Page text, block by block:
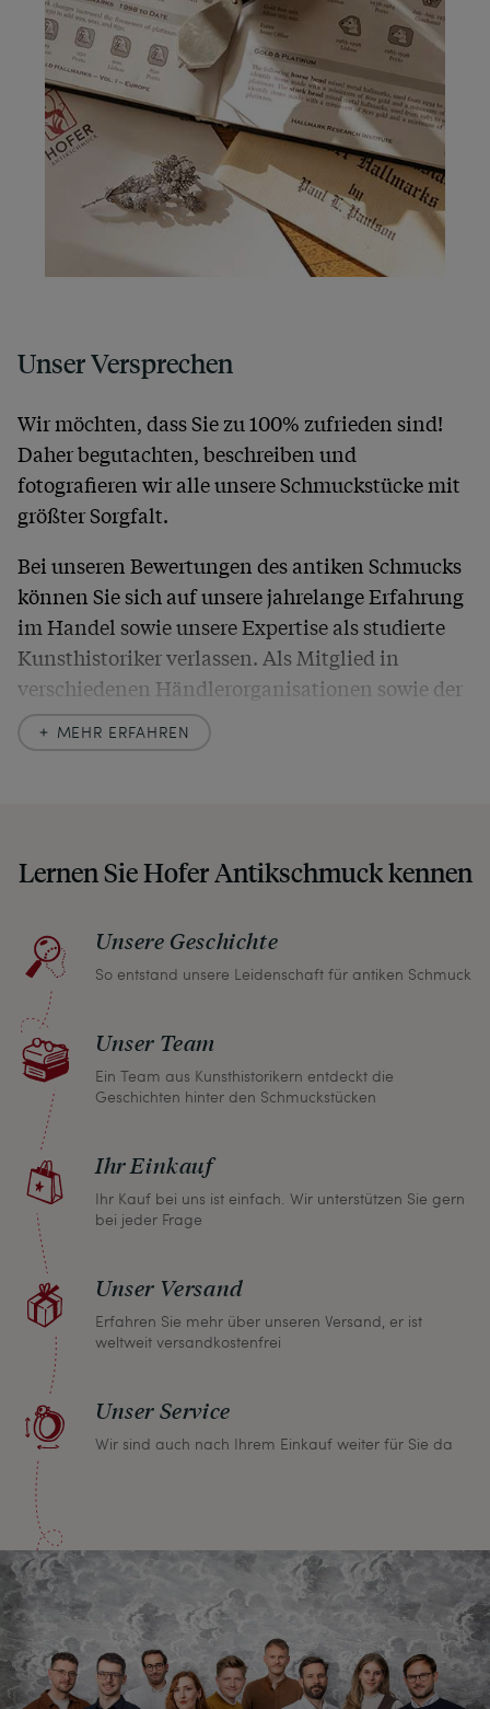
Unser Versprechen
Wir möchten, dass Sie zu 100% zufrieden sind!
Daher begutachten, beschreiben und
fotografieren wir alle unsere Schmuckstücke mit
größter Sorgfalt.
Bei unseren Bewertungen des antiken Schmucks
können Sie sich auf unsere jahrelange Erfahrung
im Handel sowie unsere Expertise als studierte
Kunsthistoriker verlassen. Als Mitglied in
verschiedenen Händlerorganisationen sowie der
Sie, wenn unser Paket zu Ihnen kommt, keine
müssen.
Sollten Sie aus irgendeinem Grund doch einmal
nicht zufrieden sein, nehmen Sie bitte mit uns
Kontakt auf und wir finden umgehend eine
gemeinsame Lösung. Unabhängig davon können
Sie innerhalb von einem Monat jeden Artikel
zurückgeben und wir erstatten Ihnen den vollen
Kaufpreis.
MEHR ERFAHREN
Lernen Sie Hofer Antikschmuck kennen
Unsere Geschichte
So entstand unsere Leidenschaft für antiken Schmuck
Unser Team
Ein Team aus Kunsthistorikern entdeckt die
Geschichten hinter den Schmuckstücken
Ihr Einkauf
Ihr Kauf bei uns ist einfach. Wir unterstützen Sie gern
bei jeder Frage
Unser Versand
Erfahren Sie mehr über unseren Versand, er ist
weltweit versandkostenfrei
Unser Service
Wir sind auch nach Ihrem Einkauf weiter für Sie da